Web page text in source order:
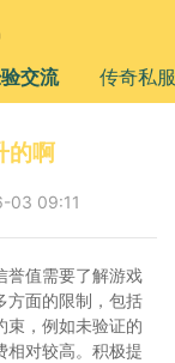
交流 传奇私服
的啊
03 09:11
誉值需要了解游戏
方面的限制，包括
束，例如未验证的
相对较高。积极提